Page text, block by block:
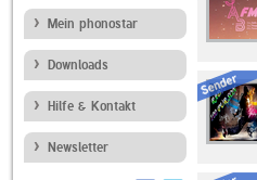
Mein phonostar
Downloads
Hilfe & Kontakt
Newsletter